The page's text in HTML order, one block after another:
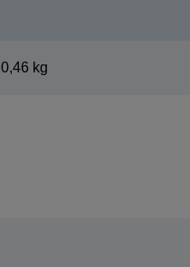
0,46 kg